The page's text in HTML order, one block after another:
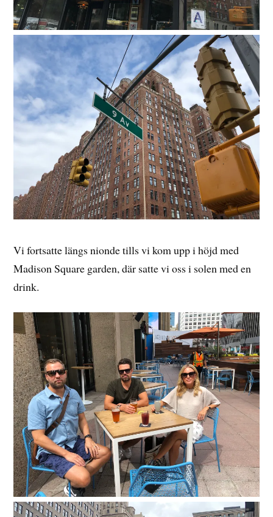
Vi fortsatte längs nionde tills vi kom upp i höjd med
Madison Square garden, där satte vi oss i solen med en
drink.